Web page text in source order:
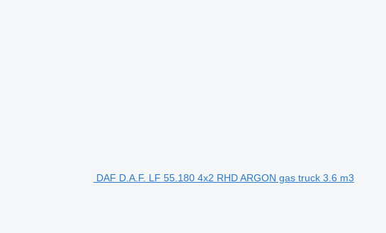
DAF D.A.F. LF 55.180 4x2 RHD ARGON gas truck 3.6 m3